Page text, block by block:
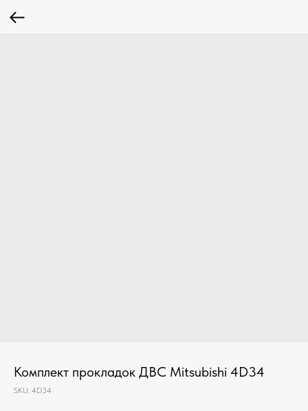
Комплект прокладок ДВС Mitsubishi 4D34
SKU: 4D34